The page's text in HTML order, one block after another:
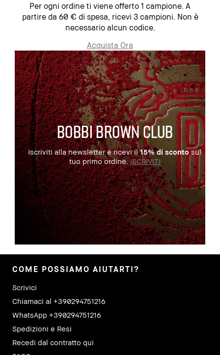
Per ogni ordine ti viene offerto 1 campione. A
partire da 60 € di spesa, ricevi 3 campioni. Non è
necessario alcun codice.
Acquista Ora
BOBBI BROWN CLUB
Iscriviti alla newsletter e ricevi il15% di scontosul
tuo primo ordine.ISCRIVITI
COME POSSIAMO AIUTARTI?
Scrivici
Chiamaci al +390294751216
WhatsApp +390294751216
Spedizioni e Resi
Recedi dal contratto qui